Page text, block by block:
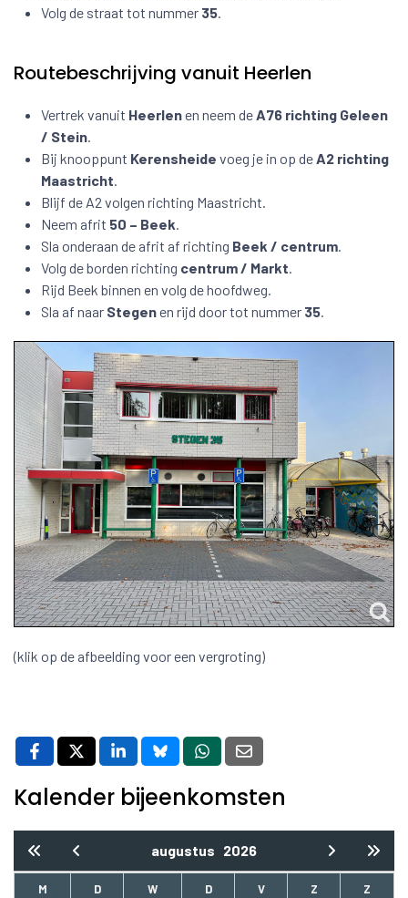
Volg de straat tot nummer 35.
Routebeschrijving vanuit Heerlen
Vertrek vanuit Heerlenen neem deA76 richting Geleen
/ Stein.
Bij knooppunt Kerensheide voeg je in op deA2 richting
Maastricht.
Blijf de A2 volgen richting Maastricht.
Neem afrit 50 – Beek.
Sla onderaan de afrit af richting Beek / centrum.
Volg de borden richting centrum / Markt.
Rijd Beek binnen en volg de hoofdweg.
Sla af naar Stegenen rijd door tot nummer 35.
(klik op de afbeelding voor een vergroting)
Kalender bijeenkomsten
augustus 2026
M D W D V Z Z